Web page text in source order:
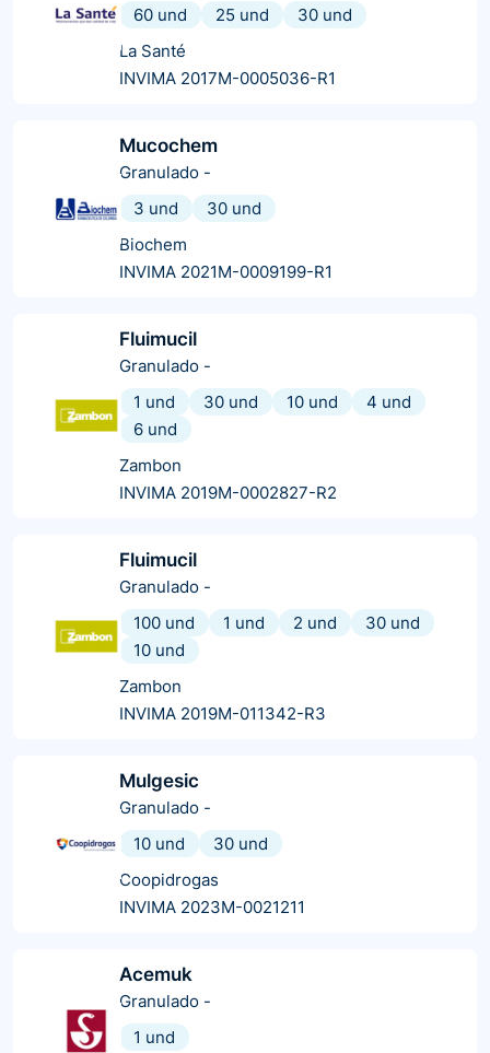
60 und
25 und
30 und
La Santé
INVIMA 2017M-0005036-R1
Mucochem
Granulado -
3 und
30 und
Biochem
INVIMA 2021M-0009199-R1
Fluimucil
Granulado -
1 und
30 und 10 und
4 und
6 und
Zambon
INVIMA 2019M-0002827-R2
Fluimucil
Granulado -
100 und
1 und 2 und
30 und
10 und
Zambon
INVIMA 2019M-011342-R3
Mulgesic
Granulado -
10 und
30 und
Coopidrogas
INVIMA 2023M-0021211
Acemuk
Granulado -
1 und